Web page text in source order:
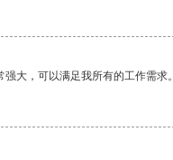
大，可以满足我所有的工作需求